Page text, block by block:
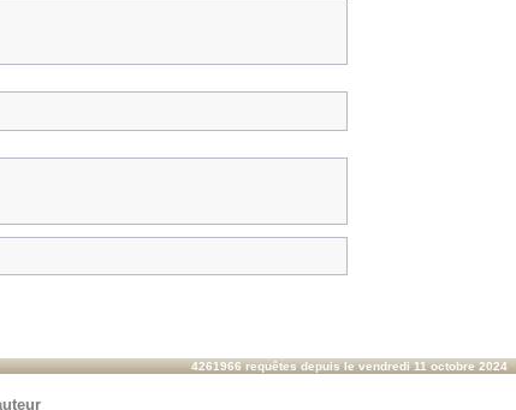
4261966 requêtes depuis le vendredi 11 octobre 2024